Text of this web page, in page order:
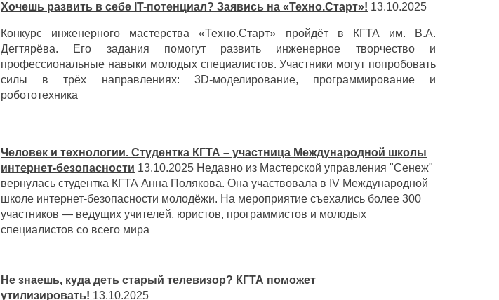
Хочешь развить в себе IT-потенциал? Заявись на «Техно.Старт»! 13.10.2025
Конкурс инженерного мастерства «Техно.Старт» пройдёт в КГТА им. В.А.
Дегтярёва. Его задания помогут развить инженерное творчество и
профессиональные навыки молодых специалистов. Участники могут попробовать
силы в трёх направлениях: 3D-моделирование, программирование и
робототехника
Человек и технологии. Студентка КГТА – участница Международной школы
интернет-безопасности 13.10.2025 Недавно из Мастерской управления "Сенеж"
вернулась студентка КГТА Анна Полякова. Она участвовала в IV Международной
школе интернет-безопасности молодёжи. На мероприятие съехались более 300
участников — ведущих учителей, юристов, программистов и молодых
специалистов со всего мира
Не знаешь, куда деть старый телевизор? КГТА поможет
утилизировать! 13.10.2025